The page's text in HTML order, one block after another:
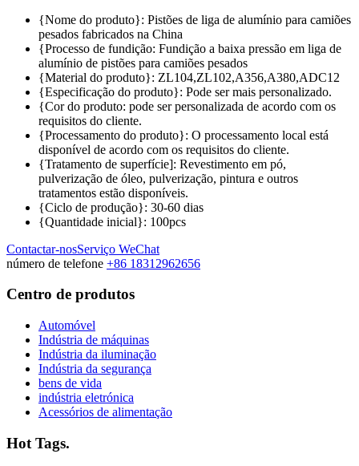
{Nome do produto}: Pistões de liga de alumínio para camiões
pesados fabricados na China
{Processo de fundição: Fundição a baixa pressão em liga de
alumínio de pistões para camiões pesados
{Material do produto}: ZL104,ZL102,A356,A380,ADC12
{Especificação do produto}: Pode ser mais personalizado.
{Cor do produto: pode ser personalizada de acordo com os
requisitos do cliente.
{Processamento do produto}: O processamento local está
disponível de acordo com os requisitos do cliente.
{Tratamento de superfície]: Revestimento em pó,
pulverização de óleo, pulverização, pintura e outros
tratamentos estão disponíveis.
{Ciclo de produção}: 30-60 dias
{Quantidade inicial}: 100pcs
Contactar-nosServiço WeChat
número de telefone +86 18312962656
Centro de produtos
Automóvel
Indústria de máquinas
Indústria da iluminação
Indústria da segurança
bens de vida
indústria eletrónica
Acessórios de alimentação
Hot Tags.